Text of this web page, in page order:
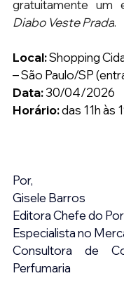
gratuitamente um
Diabo Veste Prada.
Local: Shopping
– São Paulo/SP
Data: 30/04/2026
Horário: das 11h às
Por,
Gisele Barros
Editora Chefe do
Especialista no
Consultora de
Perfumaria